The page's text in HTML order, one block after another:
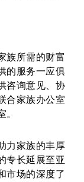
族所需的财富
的服务一应俱
咨询意见、协
合家族办公室
力家族的丰厚
专长延展至亚
市场的深度了